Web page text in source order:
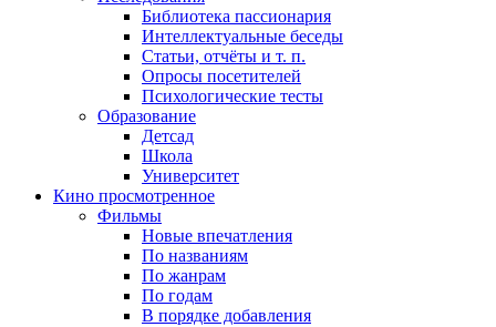
Библиотека пассионария
Интеллектуальные беседы
Статьи, отчёты и т. п.
Опросы посетителей
Психологические тесты
Образование
Детсад
Школа
Университет
Кино просмотренное
Фильмы
Новые впечатления
По названиям
По жанрам
По годам
В порядке добавления